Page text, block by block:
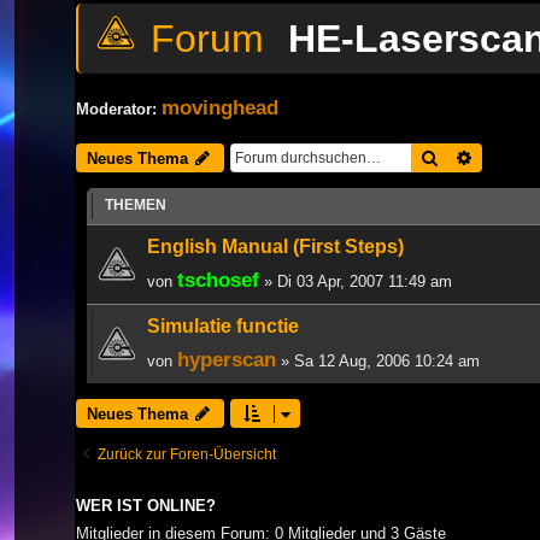
HE-
Moderator: movinghead
Neues Thema Suche
THEMEN
English Manual (First Steps)
von tschosef » Di 03 Apr, 2007 11:49 am
Simulatie functie
von hyperscan » Sa 12 Aug, 2006 10:24 am
Neues Thema
Zurück zur Foren-Übersicht
WER IST ONLINE?
Mitglieder in diesem Forum: 0 Mitglieder und 3 Gäste